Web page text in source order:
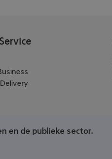
en de publieke sector.